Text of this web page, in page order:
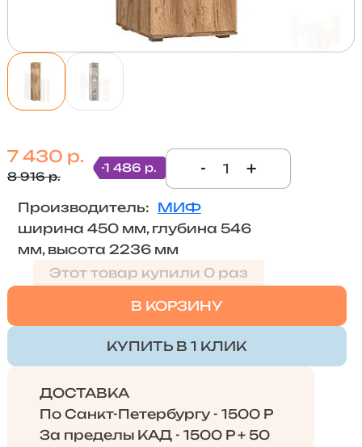
7 430 р.
8 916 р.
-1 486 р. - +
Производитель: МИФ
ширина 450 мм, глубина 546
мм, высота 2236 мм
Этот товар купили 0 раз
В КОРЗИНУ
КУПИТЬ В 1 КЛИК
ДОСТАВКА
По Санкт-Петербургу - 1500 Р
За пределы КАД - 1500 Р + 50